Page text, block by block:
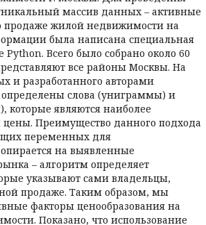
массив данных – активные
продаже жилой недвижимости на
была написана специальная
Всего было собрано около 60
все районы Москвы. На
и разработанного авторами
определены слова (униграммы) и
которые являются наиболее
Преимущество данного подхода
переменных для
на выявленные
– алгоритм определяет
указывают сами владельцы,
продаже. Таким образом, мы
факторы ценообразования на
Показано, что использование